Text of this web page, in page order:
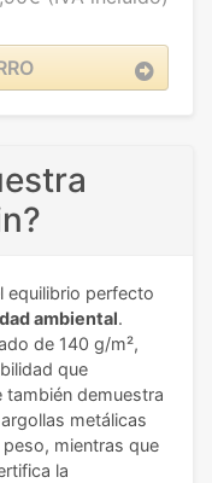
equilibrio perfecto
ambiental.
de 140 g/m²,
que
también demuestra
metálicas
mientras que
la